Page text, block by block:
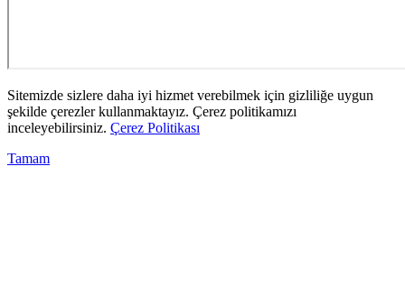
Sitemizde sizlere daha iyi hizmet verebilmek için gizliliğe uygun
şekilde çerezler kullanmaktayız. Çerez politikamızı
inceleyebilirsiniz. Çerez Politikası
Tamam